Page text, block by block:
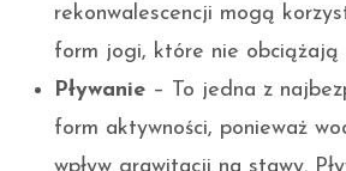
rekonwalescencji mogą
form jogi, które nie obciążają
Pływanie – To jedna z
form aktywności, ponieważ